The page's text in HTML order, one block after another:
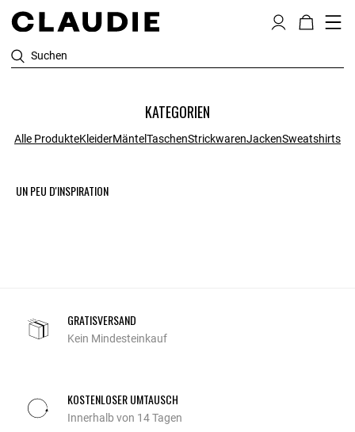
Suchen
KATEGORIEN
Alle ProdukteKleiderMäntelTaschenStrickwarenJackenSweatshirts
UN PEU D'INSPIRATION
GRATISVERSAND
Kein Mindesteinkauf
KOSTENLOSER UMTAUSCH
Innerhalb von 14 Tagen